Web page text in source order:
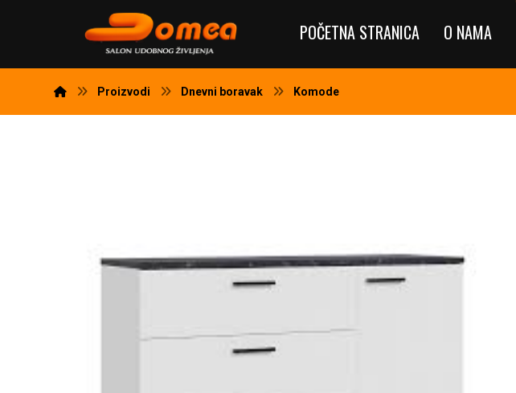
POČETNA STRANICA O NAMA
Proizvodi Dnevni boravak Komode